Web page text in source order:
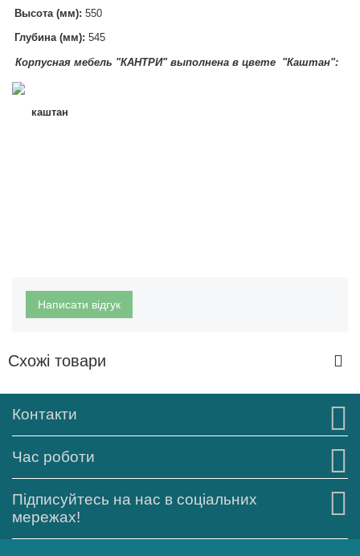
Высота (мм): 550
Глубина (мм): 545
Корпусная мебель "КАНТРИ" выполнена в цвете "Каштан":
каштан
Написати відгук
Схожі товари
Контакти
Час роботи
Підписуйтесь на нас в соціальних
мережах!